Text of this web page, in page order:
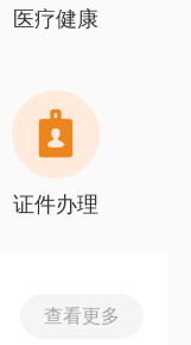
医疗健康
证件办理
查看更多